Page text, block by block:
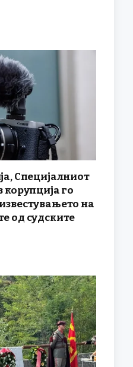
Специјалниот
корупција го
на
од судските